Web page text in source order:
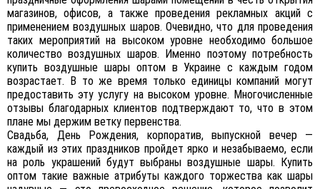
магазинов, офисов, а также проведения рекламных акций с
применением воздушных шаров. Очевидно, что для проведения
таких мероприятий на высоком уровне необходимо большое
количество воздушных шаров. Именно поэтому потребность
купить воздушные шары оптом в Украине с каждым годом
возрастает. В то же время только единицы компаний могут
предоставить эту услугу на высоком уровне. Многочисленные
отзывы благодарных клиентов подтверждают то, что в этом
плане мы держим ветку первенства.
Свадьба, День Рождения, корпоратив, выпускной вечер —
каждый из этих праздников пройдет ярко и незабываемо, если
на роль украшений будут выбраны воздушные шары. Купить
оптом такие важные атрибуты каждого торжества как шары